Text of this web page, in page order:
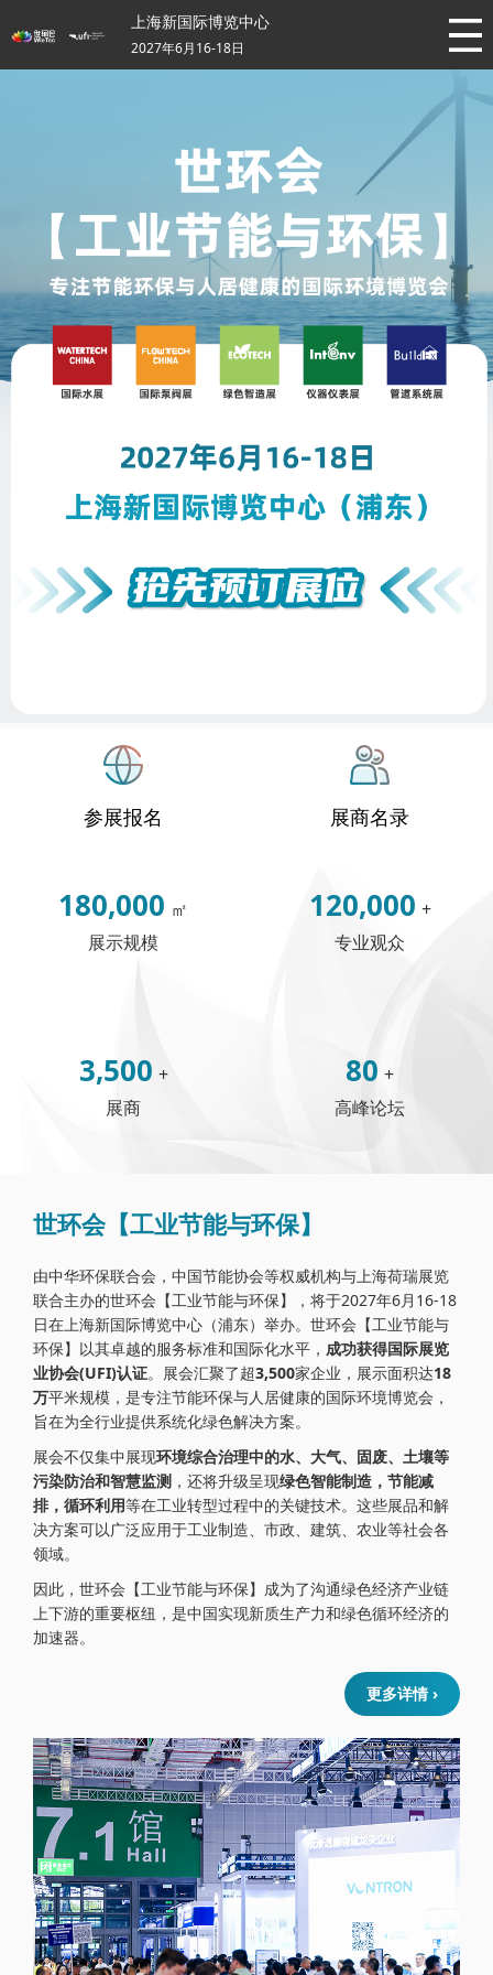
上海新国际博览中心
2027年6月16-18日
参展报名 展商名录
180,000 ㎡
展示规模
120,000 +
专业观众
3,500 +
展商
80 +
高峰论坛
世环会【工业节能与环保】
由中华环保联合会，中国节能协会等权威机构与上海荷瑞展览
联合主办的世环会【工业节能与环保】，将于2027年6月16-18
日在上海新国际博览中心（浦东）举办。世环会【工业节能与
环保】以其卓越的服务标准和国际化水平， 成功获得国际展览
业协会(UFI)认证。展会汇聚了超3,500家企业，展示面积达18
万平米规模，是专注节能环保与人居健康的国际环境博览会，
旨在为全行业提供系统化绿色解决方案。
展会不仅集中展现环境综合治理中的水、大气、固废、土壤等
污染防治和智慧监测 ，还将升级呈现绿色智能制造，节能减
排，循环利用等在工业转型过程中的关键技术。这些展品和解
决方案可以广泛应用于工业制造、市政、建筑、农业等社会各
领域。
因此，世环会【工业节能与环保】成为了沟通绿色经济产业链
上下游的重要枢纽，是中国实现新质生产力和绿色循环经济的
加速器。
更多详情 ›